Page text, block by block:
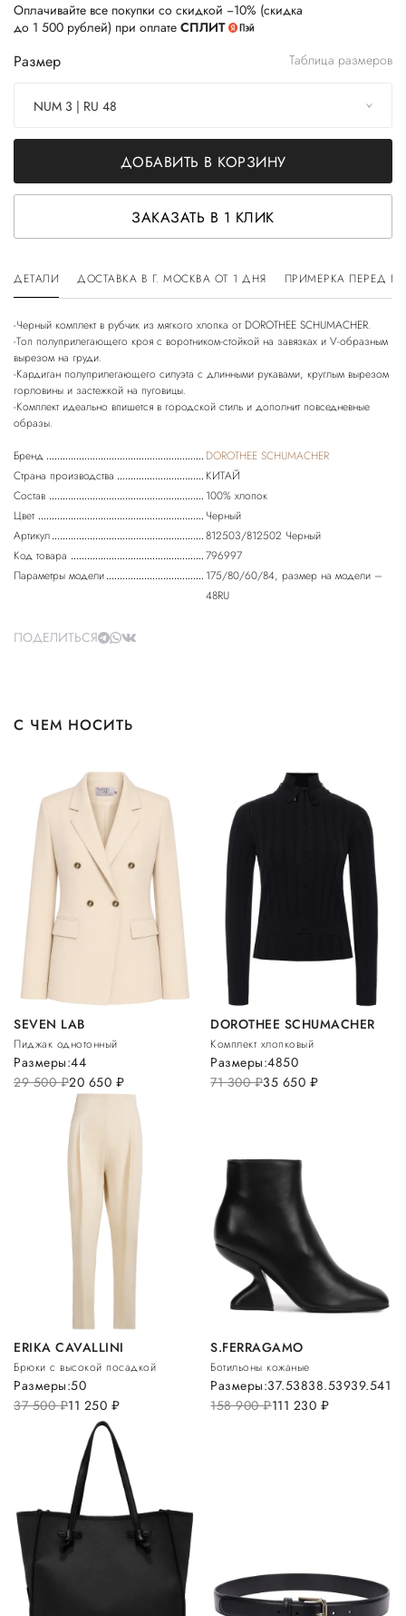
Оплачивайте все покупки со скидкой −10% (скидка
до 1 500 рублей) при оплате СПЛИТ
Размер Таблица размеров
NUM 3 | RU 48
ДОБАВИТЬ В КОРЗИНУ
ЗАКАЗАТЬ В 1 КЛИК
ДЕТАЛИ ДОСТАВКА В Г. МОСКВА ОТ 1 ДНЯ ПРИМЕРКА ПЕРЕД
-Черный комплект в рубчик из мягкого хлопка от DOROTHEE SCHUMACHER.
-Топ полуприлегающего кроя с воротником-стойкой на завязках и V-образным
вырезом на груди.
-Кардиган полуприлегающего силуэта с длинными рукавами, круглым вырезом
горловины и застежкой на пуговицы.
-Комплект идеально впишется в городской стиль и дополнит повседневные
Бренд
DOROTHEE SCHUMACHER
Страна производства
КИТАЙ
Состав
100% хлопок
Цвет
Черный
Артикул
812503/812502 Черный
Код товара
796997
Параметры модели
175/80/60/84, размер на модели –
48RU
ПОДЕЛИТЬСЯ
С ЧЕМ НОСИТЬ
SEVEN LAB
Пиджак однотонный
29 500руб.20 650 руб.
Размеры:44
DOROTHEE SCHUMACHER
Комплект хлопковый
71 300руб.35 650 руб.
Размеры:4850
ERIKA CAVALLINI
Брюки с высокой посадкой
37 500руб.11 250 руб.
Размеры:50
S.FERRAGAMO
Ботильоны кожаные
158 900руб.111 230 руб.
Размеры:37.53838.53939.541